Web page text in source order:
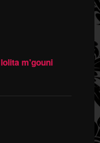
lolita m'gouni